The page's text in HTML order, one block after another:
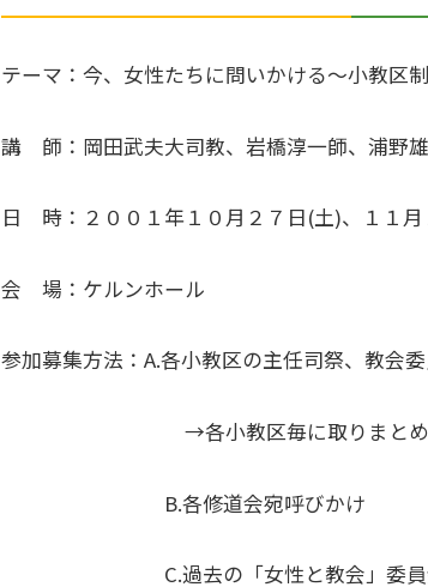
テーマ：今、女性たちに問いかける～小教区
講 師：岡田武夫大司教、岩橋淳一師、浦野
日 時：２００１年１０月２７日(土)、１１
会 場：ケルンホール
参加募集方法：A.各小教区の主任司祭、教会
→各小教区毎に取りまとめて世
B.各修道会宛呼びかけ
C.過去の「女性と教会」委員会行